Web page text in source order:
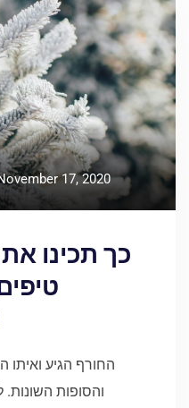
17, 2020
החורף הגיע ואיתו
והסופות